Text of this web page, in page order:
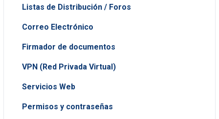
Listas de Distribución / Foros
Correo Electrónico
Firmador de documentos
VPN (Red Privada Virtual)
Servicios Web
Permisos y contraseñas